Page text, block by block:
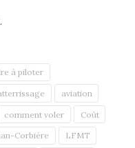
à piloter
aviation
comment voler Coût
Corbière LFMT